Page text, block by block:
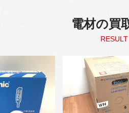
電材の買
RESULT